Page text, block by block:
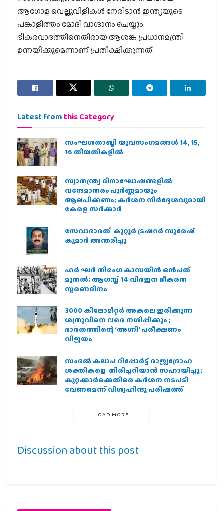
ആഗോള വെല്ലുവിളികള്‍ നേരിടാന്‍ ഇന്ത്യയുടെ
പങ്കാളിത്തം മോദി വാഗ്ദാനം ചെയ്യും.
ഭീകരവാദത്തിനെതിരായ ആശങ്ക പ്രധാനമന്ത്രി
ഉന്നയിക്കുമെന്നാണ് പ്രതീക്ഷിക്കുന്നത്.
Latest from this Category
സംഘശതാബ്ദി യുവസംഗമങ്ങള്‍ 14, 15,
16 തീയതികളില്‍
സ്വാതന്ത്ര്യ ദിനാഘോഷങ്ങളിൽ
വന്ദേമാതരം പൂർണ്ണമായും
ആലപിക്കണം; കർശന നിർദ്ദേശവുമായി
കേരള സർക്കാർ
സേവാഭാരതി കുറ്റൂർ ട്രഷറർ സുരേഷ്
കുമാർ അന്തരിച്ചു
ഹര്‍ ഘര്‍ തിരംഗ കാമ്പയിന്‍ ഒന്‍പത്
മുതല്‍; ആഗസ്ത് 14 വിഭജന ഭീകരത
സ്മരണദിനം
3000 കിലോമീറ്റർ അകലെ ഇരിക്കുന്ന
ശത്രുവിനെ വരെ നശിപ്പിക്കും ;
ഭാരതത്തിന്റെ ‘അഗ്നി’ പരീക്ഷണം
വിജയം
സംഭൽ കലാപ റിപ്പോർട്ട് രാജ്യദ്രോഹ
ശക്തികളെ തിരിച്ചറിയാൻ സഹായിച്ചു ;
കുറ്റക്കാർക്കെതിരെ കർശന നടപടി
വേണമെന്ന് വിശ്വഹിന്ദു പരിഷത്ത്
LOAD MORE
Discussion about this post